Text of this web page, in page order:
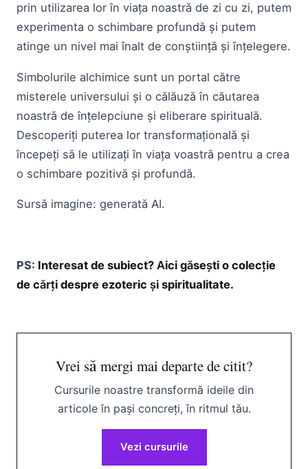
prin utilizarea lor în viața noastră de zi cu zi, putem
experimenta o schimbare profundă și putem
atinge un nivel mai înalt de conștiință și înțelegere.
Simbolurile alchimice sunt un portal către
misterele universului și o călăuză în căutarea
noastră de înțelepciune și eliberare spirituală.
Descoperiți puterea lor transformațională și
începeți să le utilizați în viața voastră pentru a crea
o schimbare pozitivă și profundă.
Sursă imagine: generată AI.
PS: Interesat de subiect? Aici găsești o colecție
de cărți despre ezoteric și spiritualitate.
Vrei să mergi mai departe de citit?
Cursurile noastre transformă ideile din
articole în pași concreți, în ritmul tău.
Vezi cursurile